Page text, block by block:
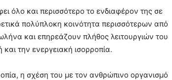
όλο και περισσότερο το ενδιαφέρον της σε
πολύπλοκη κοινότητα περισσότερων από
και επηρεάζουν πλήθος λειτουργιών του
την ενεργειακή ισορροπία.
η σχέση του με τον ανθρώπινο οργανισμό